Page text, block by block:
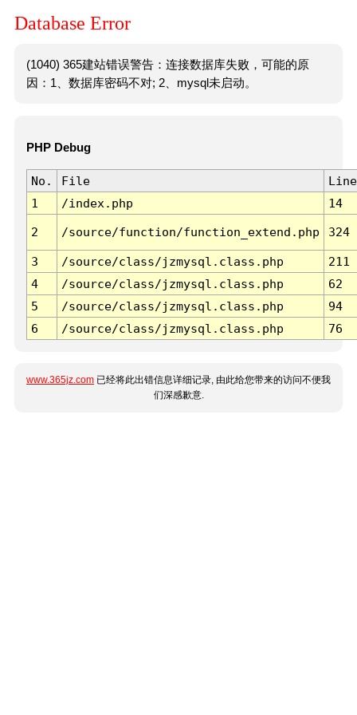
Database Error
(1040) 365建站错误警告：连接数据库失败，可能的原
因：1、数据库密码不对; 2、mysql未启动。
PHP Debug
No. File
Line
1
/index.php 14
2 /source/function/function_extend.php 324
3 /source/class/jzmysql.class.php
211
4
/source/class/jzmysql.class.php
62
5
/source/class/jzmysql.class.php
94
6
/source/class/jzmysql.class.php 76
www.365jz.com 已经将此出错信息详细记录, 由此给您带来的访问不便我
们深感歉意.